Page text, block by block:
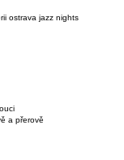
ostrava jazz nights
a přerově